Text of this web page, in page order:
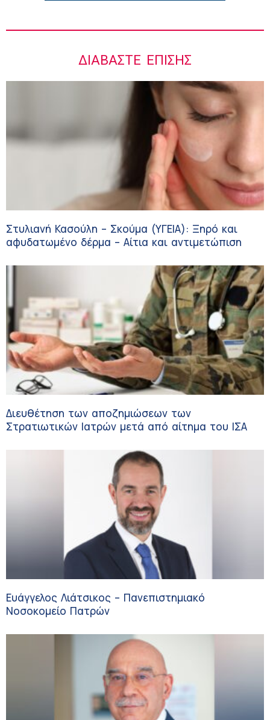
ΔΙΑΒΆΣΤΕ ΕΠΊΣΗΣ
Στυλιανή Κασούλη – Σκούμα (ΥΓΕΙΑ): Ξηρό και
αφυδατωμένο δέρμα – Αίτια και αντιμετώπιση
Διευθέτηση των αποζημιώσεων των
Στρατιωτικών Ιατρών μετά από αίτημα του ΙΣΑ
Ευάγγελος Λιάτσικος – Πανεπιστημιακό
Νοσοκομείο Πατρών